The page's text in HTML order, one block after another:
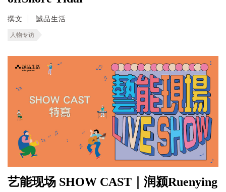
撰文 誠品生活
人物专访
艺能现场 SHOW CAST｜润颍Ruenying